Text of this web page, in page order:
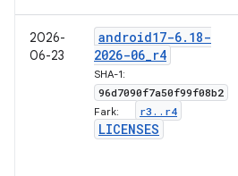
2026-
06-23
android17-6. 18-
2026-06_r4
SHA-1:
96d7090f7a50f99f08b2
Fark: r3 . . r4
LICENSES